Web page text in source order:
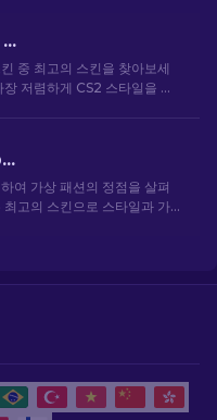
CS2에서 가장 저렴한 스킨 [2026]
중 최고의 스킨을 찾아보세
저렴하게 CS2 스타일을 업
최고의 CS2 스킨 [2026]
여 가상 패션의 정점을 살펴
고의 스킨으로 스타일과 가